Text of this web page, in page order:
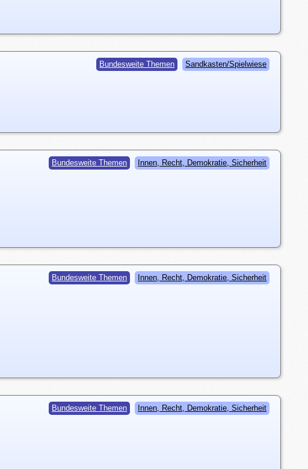
Bundesweite Themen Sandkasten/Spielwiese
Bundesweite Themen Innen, Recht, Demokratie, Sicherheit
Bundesweite Themen Innen, Recht, Demokratie, Sicherheit
Bundesweite Themen Innen, Recht, Demokratie, Sicherheit